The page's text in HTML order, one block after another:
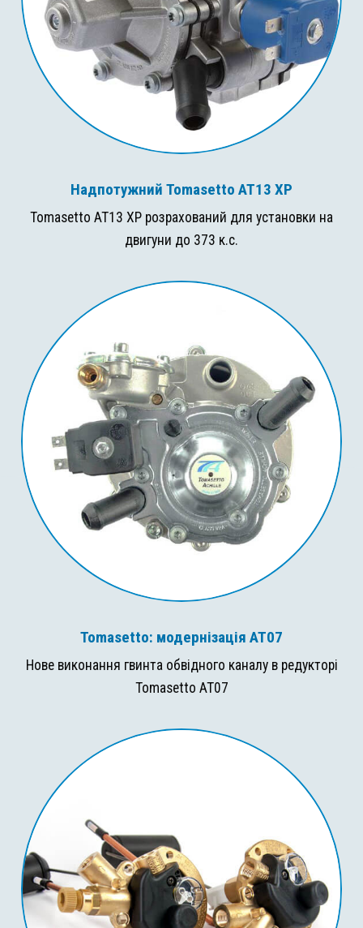
Надпотужний Tomasetto AT13 XP
Tomasetto AT13 XP розрахований для установки на
двигуни до 373 к.с.
Tomasetto: модернізація AT07
Нове виконання гвинта обвідного каналу в редукторі
Tomasetto AT07